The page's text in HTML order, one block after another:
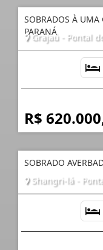
SOBRADOS À
PARANÁ
Grajaú - Pontal
R$
SOBRADO
Shangri-lá -